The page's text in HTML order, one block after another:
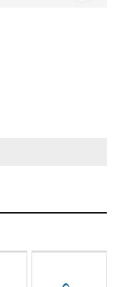
9784344416048